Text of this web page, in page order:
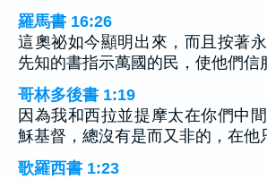
羅馬書 16:26
這奧祕如今顯明出來，而且按著
先知的書指示萬國的民，使他們信
哥林多後書 1:19
因為我和西拉並提摩太在你們中
穌基督，總沒有是而又非的，在他
歌羅西書 1:23